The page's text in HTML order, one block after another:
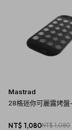
可愛迷你造型可麗
MINI BAKING PANS
these mini odels,
Mastrad
28格迷你可麗露烤盤
NT$ 1,080NT$ 1,080